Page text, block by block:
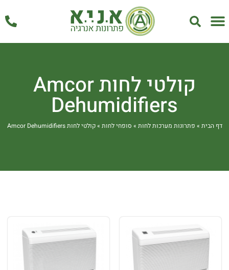
קולטי לחות Amcor
Dehumidifiers
דף הבית » פתרונות מערכות לחות » סופחי לחות »קולטי לחות Amcor Dehumidifiers